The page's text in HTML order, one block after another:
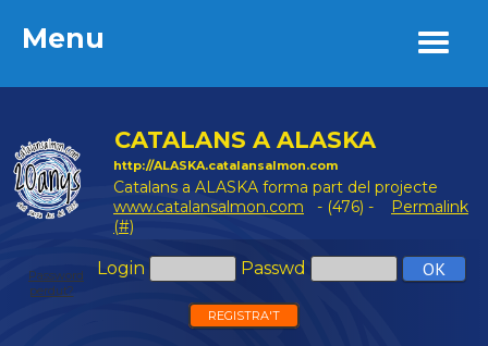
Menu
CATALANS A ALASKA
http://ALASKA.catalansalmon.com
Catalans a ALASKA forma part del projecte
www.catalansalmon.com - (476) -
Permalink
(#)
Login Passwd
Password
perdut?
REGISTRA'T
Menu